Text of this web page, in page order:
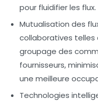
pour fluidifier les flux.
Mutualisation des
collaboratives telles
groupage des
fournisseurs,
une meilleure
Technologies